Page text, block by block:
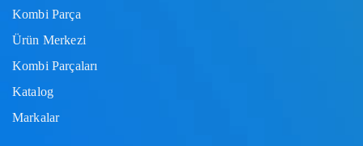
Kombi Parça
Ürün Merkezi
Kombi Parçaları
Katalog
Markalar